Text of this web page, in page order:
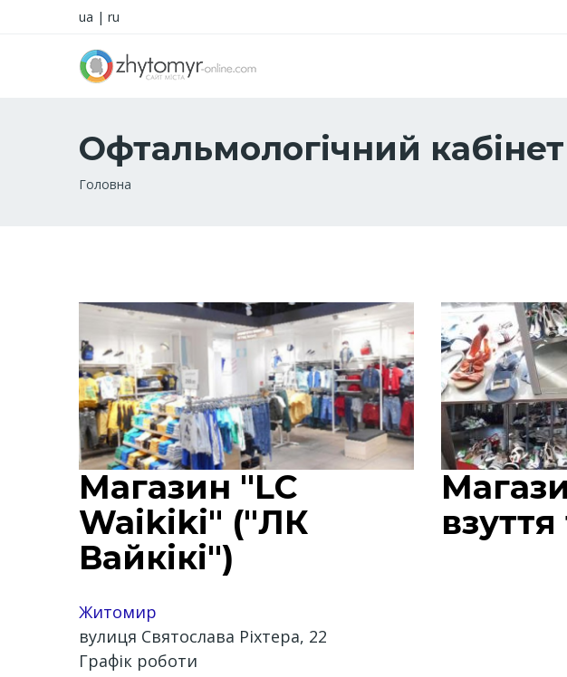
ua | ru
Офтальмологічний
Рядок
Головна
Магазин "LC
Waikiki" ("ЛК
Вайкікі")
Житомир
вулиця Святослава Ріхтера, 22
Графік роботи